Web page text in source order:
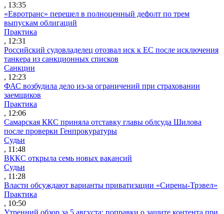
, 13:35
«Евротранс» перешел в полноценный дефолт по трем
выпускам облигаций
Практика
, 12:31
Российский судовладелец отозвал иск к ЕС после исключения
танкера из санкционных списков
Санкции
, 12:23
ФАС возбудила дело из-за ограничений при страховании
заемщиков
Практика
, 12:06
Самарская ККС приняла отставку главы облсуда Шилова
после проверки Генпрокуратуры
Судьи
, 11:48
ВККС открыла семь новых вакансий
Судьи
, 11:28
Власти обсуждают варианты приватизации «Сирены-Трэвел»
Практика
, 10:50
Утренний обзор за 5 августа: поправки о защите контента при